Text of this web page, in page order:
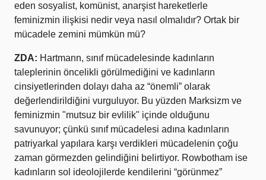
eden sosyalist, komünist, anarşist hareketlerle
feminizmin ilişkisi nedir veya nasıl olmalıdır? Ortak bir
mücadele zemini mümkün mü?
ZDA: Hartmann, sınıf mücadelesinde kadınların
taleplerinin öncelikli görülmediğini ve kadınların
cinsiyetlerinden dolayı daha az “önemli” olarak
değerlendirildiğini vurguluyor. Bu yüzden Marksizm ve
feminizmin "mutsuz bir evlilik" içinde olduğunu
savunuyor; çünkü sınıf mücadelesi adına kadınların
patriyarkal yapılara karşı verdikleri mücadelenin çoğu
zaman görmezden gelindiğini belirtiyor. Rowbotham ise
kadınların sol ideolojilerde kendilerini “görünmez”